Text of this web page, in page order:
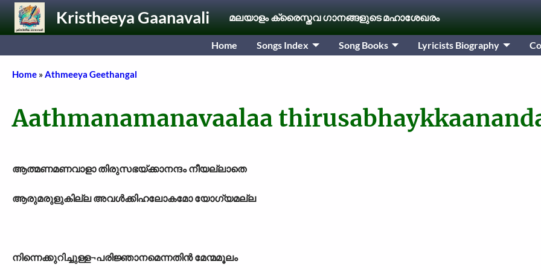
Skip to main contentKristheeya Gaanavali മലയാളം ക്രൈസ്തവ ഗാനങ്ങളുടെ മഹാശേഖരം
Home Songs Index Song Books Lyricists Biography
Breadcrumb
Home Athmeeya Geethangal
Aathmanamanavaalaa
ആത്മണമണവാളാ തിരുസഭയ്ക്കാനന്ദം നീയല്ലാതെ
ആരുമരുളുകില്ല അവൾക്കിഹലോകമോ യോഗ്യമല്ല
നിന്നെക്കുറിച്ചുള്ള¬പരിജ്ഞാനമെന്നതിൻ മേന്മമൂലം